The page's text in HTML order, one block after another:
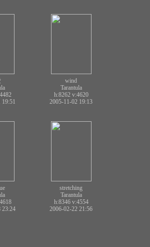
19:51
wind
Tarantula
h:8262 v:4620
2005-11-02 19:13
23:24
stretching
Tarantula
h:8346 v:4554
2006-02-22 21:56